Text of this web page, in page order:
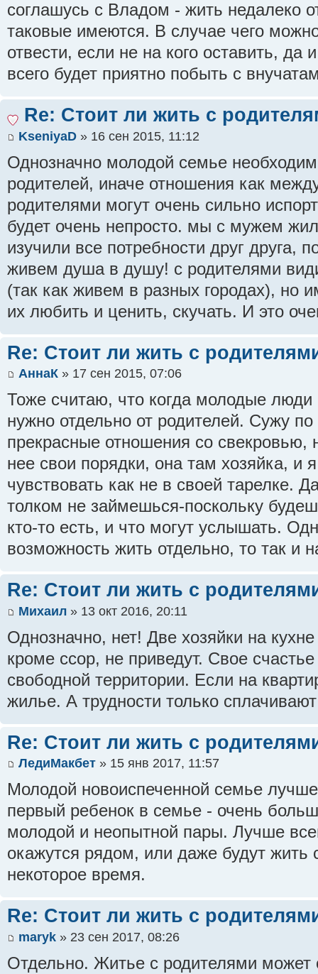
соглашусь с Владом - жить недалеко
таковые имеются. В случае чего
отвести, если не на кого оставить,
всего будет приятно побыть с
Re: Стоит ли жить с
KseniyaD » 16 сен 2015, 11:12
Однозначно молодой семье
родителей, иначе отношения как
родителями могут очень сильно
будет очень непросто. мы с мужем
изучили все потребности друг друга,
живем душа в душу! с родителями
(так как живем в разных городах), но
их любить и ценить, скучать. И это
Re: Стоит ли жить с
АннаК » 17 сен 2015, 07:06
Тоже считаю, что когда молодые люди
нужно отдельно от родителей. Сужу
прекрасные отношения со свекровью,
нее свои порядки, она там хозяйка, и
чувствовать как не в своей тарелке.
толком не займешься-поскольку
кто-то есть, и что могут услышать.
возможность жить отдельно, то так и
Re: Стоит ли жить с
Михаил » 13 окт 2016, 20:11
Однозначно, нет! Две хозяйки на
кроме ссор, не приведут. Свое
свободной территории. Если на
жилье. А трудности только
Re: Стоит ли жить с
ЛедиМакбет » 15 янв 2017, 11:57
Молодой новоиспеченной семье
первый ребенок в семье - очень
молодой и неопытной пары. Лучше
окажутся рядом, или даже будут
некоторое время.
Re: Стоит ли жить с
maryk » 23 сен 2017, 08:26
Отдельно. Житье с родителями может